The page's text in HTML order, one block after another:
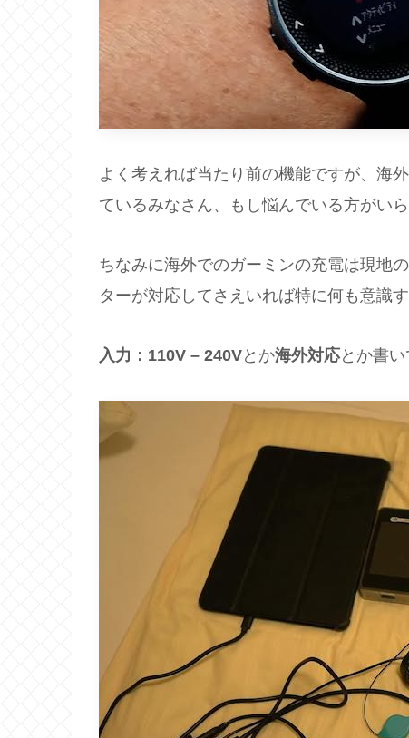
よく考えれば当たり前の機能ですが、海
ているみなさん、もし悩んでいる方がい
ちなみに海外でのガーミンの充電は現地
ターが対応してさえいれば特に何も意識
入力：110V – 240Vとか海外対応とか書い